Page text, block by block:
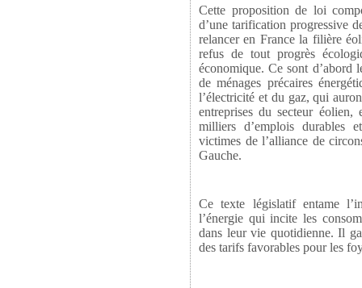
Cette proposition de loi
d’une tarification progressive
relancer en France la filière
refus de tout progrès
économique. Ce sont d’abord
de ménages précaires
l’électricité et du gaz, qui
entreprises du secteur éolien,
milliers d’emplois durables
victimes de l’alliance de
Gauche.
Ce texte législatif entame
l’énergie qui incite les
dans leur vie quotidienne. Il
des tarifs favorables pour les